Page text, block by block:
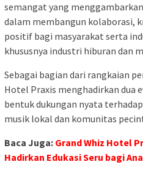
semangat yang
dalam membangun kolaborasi,
positif bagi masyarakat serta
khususnya industri hiburan dan
Sebagai bagian dari rangkaian
Hotel Praxis menghadirkan dua
bentuk dukungan nyata
musik lokal dan komunitas
Baca Juga: Grand Whiz Hotel
Hadirkan Edukasi Seru bagi